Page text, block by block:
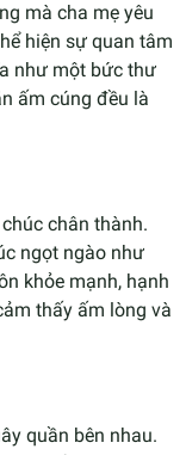
mà cha mẹ yêu
hiện sự quan tâm
như một bức thư
ấm cúng đều là
chân thành.
ngọt ngào như
khỏe mạnh, hạnh
thấy ấm lòng và
quần bên nhau.